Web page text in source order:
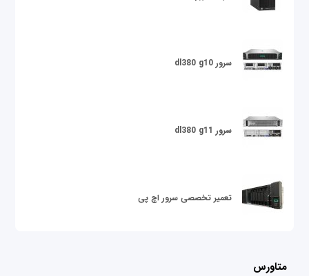
سرور dl380 g10
سرور dl380 g11
تعمیر تخصصی سرور اچ پی
متاورس